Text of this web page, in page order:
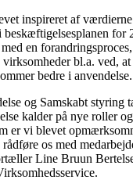
inspireret af
beskæftigelsesplanen for
en
bl.a. ved, at
bedre i anvendelse.
og Samskabt styring
kalder på nye roller
er vi blevet
os med
Line Bruun